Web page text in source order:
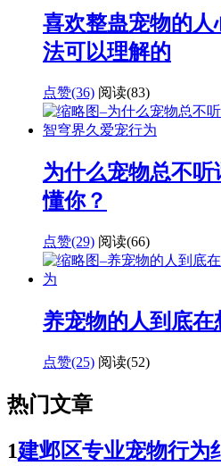
喜欢整蛊宠物的
法可以理解的
点赞(36) 阅读(83)
为什么宠物总不
懂你？
点赞(29) 阅读(66)
养宠物的人到底在
点赞(25) 阅读(52)
热门文章
1建邺区专业宠物行为